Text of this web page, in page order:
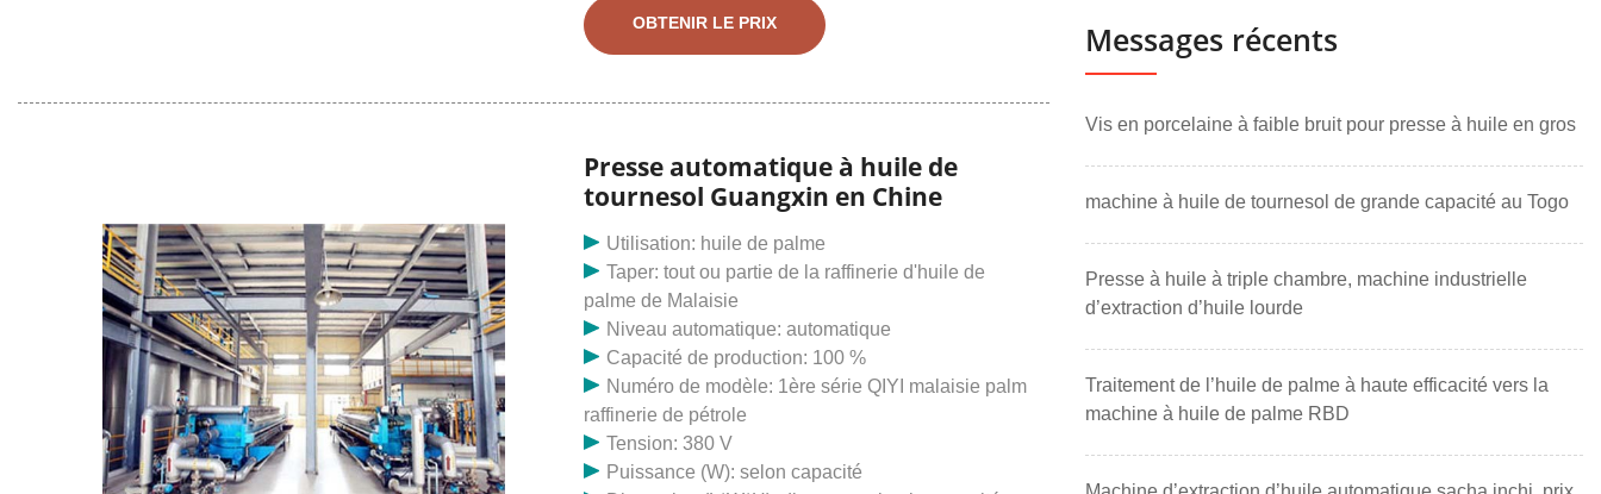
1. brève introduction Cette presse à huile convient au
colza, à l'arachide, au soja, au tournesol, au colza, aux
germes de maïs, etc.
OBTENIR LE PRIX
Presse automatique à huile de
tournesol Guangxin en Chine
Utilisation: huile de palme
Taper: tout ou partie de la raffinerie d'huile de
palme de Malaisie
Niveau automatique: automatique
Capacité de production: 100 %
Numéro de modèle: 1ère série QIYI malaisie palm
raffinerie de pétrole
Tension: 380 V
Puissance (W): selon capacité
Messages récents
Vis en porcelaine à faible bruit pour presse à huile en gros
machine à huile de tournesol de grande capacité au Togo
Presse à huile à triple chambre, machine industrielle
d’extraction d’huile lourde
Traitement de l’huile de palme à haute efficacité vers la
machine à huile de palme RBD